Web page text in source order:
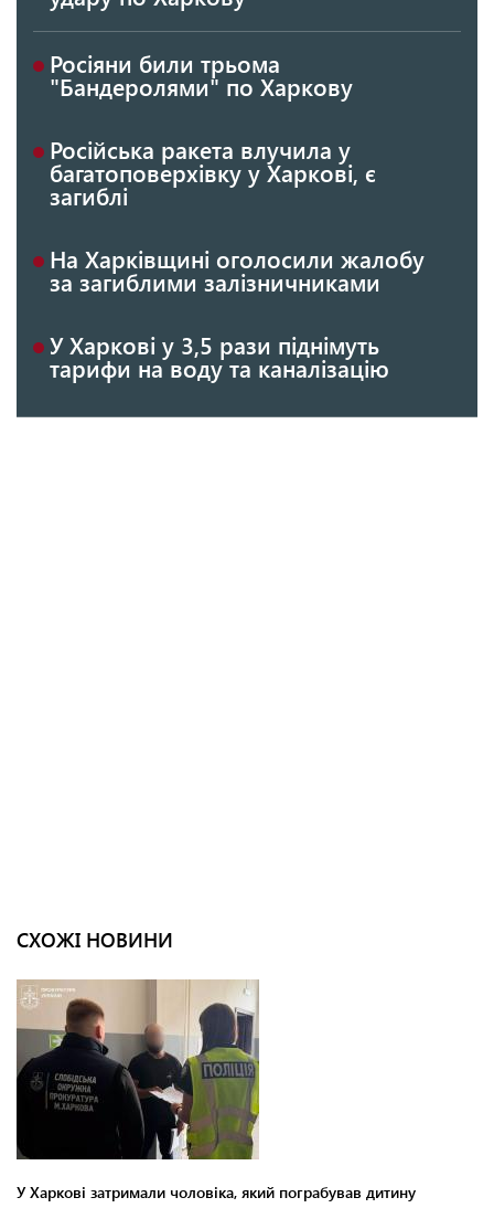
Росіяни били трьома
"Бандеролями" по Харкову
Російська ракета влучила у
багатоповерхівку у Харкові, є
загиблі
На Харківщині оголосили жалобу
за загиблими залізничниками
У Харкові у 3,5 рази піднімуть
тарифи на воду та каналізацію
СХОЖІ НОВИНИ
У Харкові затримали чоловіка, який пограбував дитину